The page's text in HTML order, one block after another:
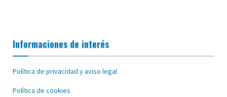
Informaciones de interés
Política de privacidad y aviso legal
Política de cookies